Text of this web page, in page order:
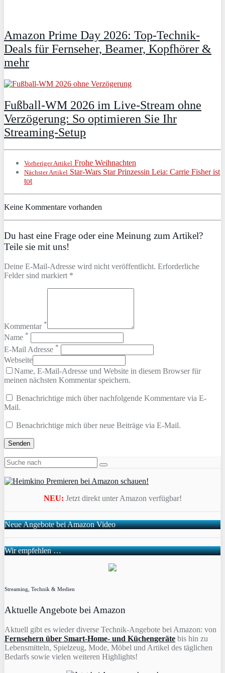
Amazon Prime Day 2026: Top-Technik-
Deals für Fernseher, Beamer, Kopfhörer &
mehr
Fußball-WM 2026 im Live-Stream ohne
Verzögerung: So optimieren Sie Ihr
Streaming-Setup
Vorheriger Artikel Frohe Weihnachten
Nächster Artikel Star-Wars Star Prinzessin Leia: Carrie Fisher ist
tot
Keine Kommentare vorhanden
Du hast eine Frage oder eine Meinung zum Artikel?
Teile sie mit uns!
Deine E-Mail-Adresse wird nicht veröffentlicht. Erforderliche
Felder sind markiert *
Kommentar *
Name *
E-Mail Adresse *
Webseite
Name, E-Mail-Adresse und Website in diesem Browser für
meinen nächsten Kommentar speichern.
Benachrichtige mich über nachfolgende Kommentare via E-
Mail.
Benachrichtige mich über neue Beiträge via E-Mail.
NEU: Jetzt direkt unter Amazon verfügbar!
Neue Angebote bei Amazon Video
Wir empfehlen …
Streaming, Technik & Medien
Aktuelle Angebote bei Amazon
Aktuell gibt es wieder diverse Technik-Angebote bei Amazon: von
Fernsehern über Smart-Home- und Küchengeräte bis hin zu
Lebensmitteln, Spielzeug, Mode, Möbel und Artikel des täglichen
Bedarfs sowie vielen weiteren Highlights!